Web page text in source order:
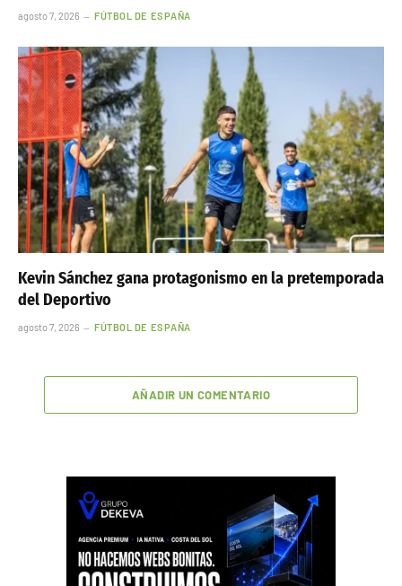
agosto 7, 2026 FÚTBOL DE ESPAÑA
Kevin Sánchez gana protagonismo en la pretemporada
del Deportivo
agosto 7, 2026 FÚTBOL DE ESPAÑA
AÑADIR UN COMENTARIO